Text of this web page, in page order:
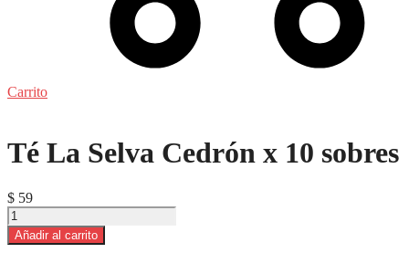
Carrito
Té La Selva Cedrón x 10 sobres
$ 59
Té
La
Selva
Añadir al carrito